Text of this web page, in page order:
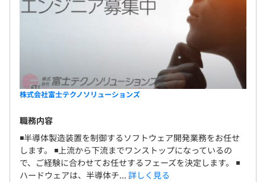
株式会社富士テクノソリューションズ
職務内容
◾️半導体製造装置を制御するソフトウェア開発業務をお任せ
します。 ◾️上流から下流までワンストップになっているの
で、ご経験に合わせてお任せするフェーズを決定します。 ◾️
ハードウェアは、半導体チ... 詳しく見る